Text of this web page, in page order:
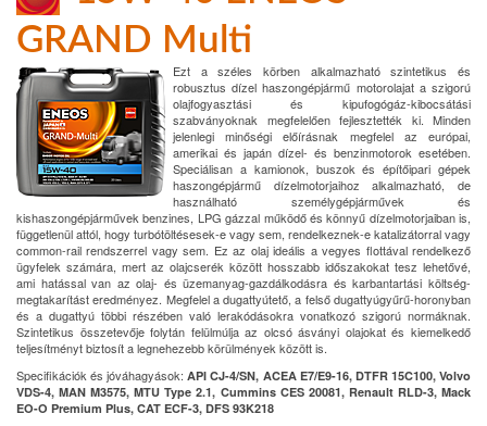
GRAND Multi
Ezt a széles körben alkalmazható szintetikus és
robusztus dízel haszongépjármű motorolajat a szigorú
olajfogyasztási és kipufogógáz-kibocsátási
szabványoknak megfelelően fejlesztették ki. Minden
jelenlegi minőségi előírásnak megfelel az európai,
amerikai és japán dízel- és benzinmotorok esetében.
Speciálisan a kamionok, buszok és építőipari gépek
haszongépjármű dízelmotorjaihoz alkalmazható, de
használható személygépjárművek és
kishaszongépjárművek benzines, LPG gázzal működő és könnyű dízelmotorjaiban is,
függetlenül attól, hogy turbótöltésesek-e vagy sem, rendelkeznek-e katalizátorral vagy
common-rail rendszerrel vagy sem. Ez az olaj ideális a vegyes flottával rendelkező
ügyfelek számára, mert az olajcserék között hosszabb időszakokat tesz lehetővé,
ami hatással van az olaj- és üzemanyag-gazdálkodásra és karbantartási költség-
megtakarítást eredményez. Megfelel a dugattyútető, a felső dugattyúgyűrű-horonyban
és a dugattyú többi részében való lerakódásokra vonatkozó szigorú normáknak.
Szintetikus összetevője folytán felülmúlja az olcsó ásványi olajokat és kiemelkedő
teljesítményt biztosít a legnehezebb körülmények között is.
Specifikációk és jóváhagyások: API CJ-4/SN, ACEA E7/E9-16, DTFR 15C100, Volvo
VDS-4, MAN M3575, MTU Type 2.1, Cummins CES 20081, Renault RLD-3, Mack
EO-O Premium Plus, CAT ECF-3, DFS 93K218